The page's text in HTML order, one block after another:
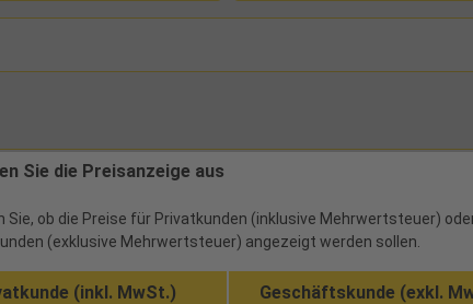
Sie die Preisanzeige aus
Sie, ob die Preise für Privatkunden (inklusive Mehrwertsteuer)
(exklusive Mehrwertsteuer) angezeigt werden sollen.
(inkl. MwSt.) Geschäftskunde (exkl.